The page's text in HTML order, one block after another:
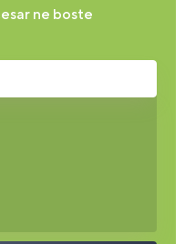
ne boste